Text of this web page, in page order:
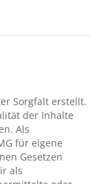
Sorgfalt erstellt.
der Inhalte
Als
für eigene
Gesetzen
als